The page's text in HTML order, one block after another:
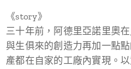
《story》
三十年前，阿德里亞諾里奧
與生俱來的創造力再加一點
產都在自家的工廠內實現。